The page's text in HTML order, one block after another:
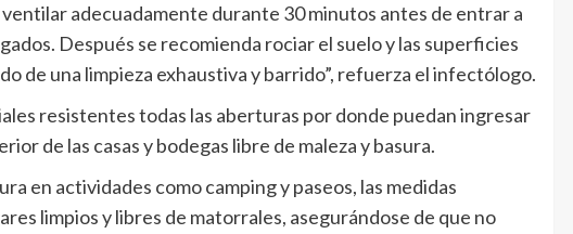
ventilar adecuadamente durante 30 minutos antes de entrar a
Después se recomienda rociar el suelo y las superficies
de una limpieza exhaustiva y barrido”, refuerza el infectólogo.
resistentes todas las aberturas por donde puedan ingresar
de las casas y bodegas libre de maleza y basura.
en actividades como camping y paseos, las medidas
limpios y libres de matorrales, asegurándose de que no